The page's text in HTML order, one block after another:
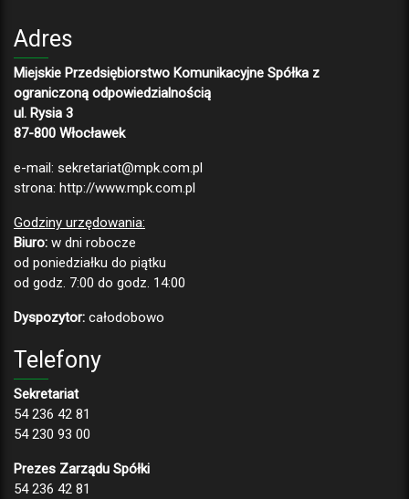
Adres
Miejskie Przedsiębiorstwo Komunikacyjne Spółka z
ograniczoną odpowiedzialnością
ul. Rysia 3
87-800 Włocławek
e-mail: sekretariat@mpk.com.pl
strona: http://www.mpk.com.pl
Godziny urzędowania:
Biuro: w dni robocze
od poniedziałku do piątku
od godz. 7:00 do godz. 14:00
Dyspozytor: całodobowo
Telefony
Sekretariat
54 236 42 81
54 230 93 00
Prezes Zarządu Spółki
54 236 42 81